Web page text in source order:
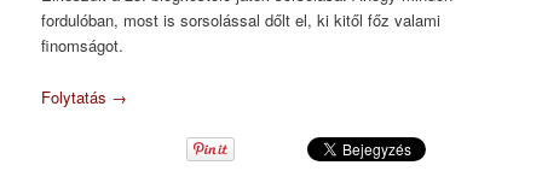
fordulóban, most is sorsolással dőlt el, ki kitől főz valami
finomságot.
Folytatás →